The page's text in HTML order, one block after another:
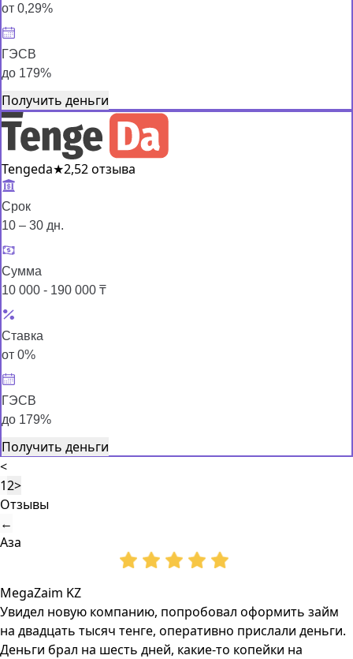
от 0,29%
ГЭСВ
до 179%
Получить деньги
Tengeda★2,52 отзыва
Срок
10 – 30 дн.
Сумма
10 000 - 190 000 ₸
Ставка
от 0%
ГЭСВ
до 179%
Получить деньги
<
12>
Отзывы
←
Аза
MegaZaim KZ
Увидел новую компанию, попробовал оформить займ
на двадцать тысяч тенге, оперативно прислали деньги.
Деньги брал на шесть дней, какие-то копейки на